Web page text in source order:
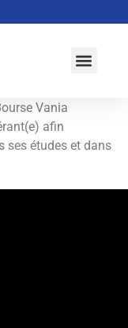
Vania
afin
ses études et dans